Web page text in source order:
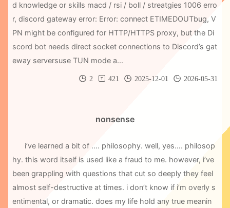
d knowledge or skills macd / rsi / boll / streatgies 1006 erro
r, discord gateway error: Error: connect ETIMEDOUTbug, V
PN might be configured for HTTP/HTTPS proxy, but the Di
scord bot needs direct socket connections to Discord’s gat
eway serversuse TUN mode a...
2 421 2025-12-01 2026-05-31
nonsense
i’ve learned a bit of …. philosophy. well, yes…. philosop
hy. this word itself is used like a fraud to me. however, i’ve
been grappling with questions that cut so deeply they feel
almost self-destructive at times. i don’t know if i’m overly s
entimental, or dramatic. does my life hold any true meanin